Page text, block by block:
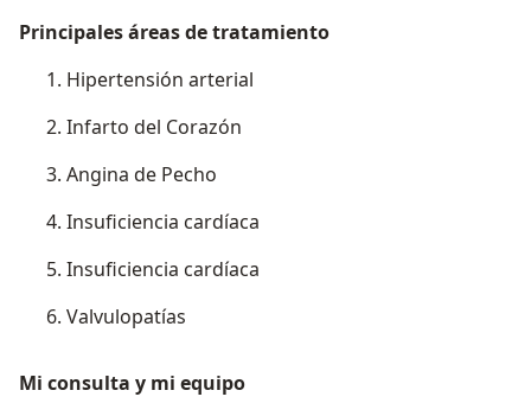
Principales áreas de tratamiento
Hipertensión arterial
Infarto del Corazón
Angina de Pecho
Insuficiencia cardíaca
Insuficiencia cardíaca
Valvulopatías
Mi consulta y mi equipo